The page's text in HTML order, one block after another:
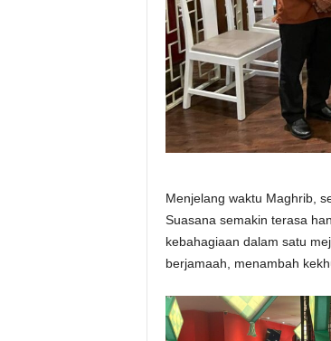
Menjelang waktu Maghrib,
Suasana semakin terasa
kebahagiaan dalam satu
berjamaah, menambah